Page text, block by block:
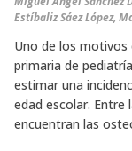
Estíbaliz Sáez López,
Uno de los motivos
primaria de
estimar una
edad escolar. Entre
encuentran las